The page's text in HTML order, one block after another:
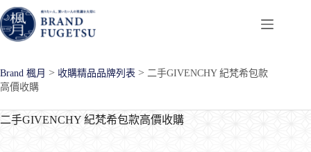
跳
至
主
內
容
Brand 楓月 > 收購精品品牌列表 > 二手GIVENCHY 紀梵希包款
高價收購
二手GIVENCHY 紀梵希包款高價收購